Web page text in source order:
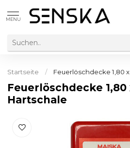
MENU
Startseite / Feuerlöschdecke 1,80
Feuerlöschdecke 1,80
Hartschale